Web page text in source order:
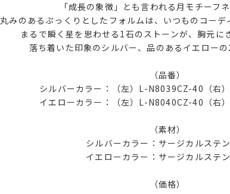
「成長の象徴」とも言われる月モチーフネ
丸みのあるぷっくりとしたフォルムは、いつものコーデ
まるで瞬く星を思わせる1石のストーンが、胸元に
落ち着いた印象のシルバー、品のあるイエローの
（品番）
シルバーカラー：（左）L-N8039CZ-40（右
イエローカラー：（左）L-N8040CZ-40（右
（素材）
シルバーカラー：サージカルステ
イエローカラー：サージカルステ
（価格）